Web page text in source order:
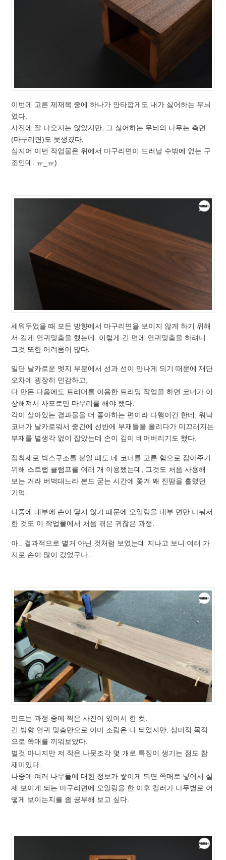
이번에 고른 제재목 중에 하나가 안타깝게도 내가 싫어하는 무늬
였다.
사진에 잘 나오지는 않았지만, 그 싫어하는 무늬의 나무는 측면
(마구리면)도 못생겼다.
심지어 이번 작업물은 위에서 마구리면이 드러날 수밖에 없는 구
조인데. ㅠ_ㅠ)
세워두었을 때 모든 방향에서 마구리면을 보이지 않게 하기 위해
서 길게 연귀맞춤을 했는데. 이렇게 긴 면에 연귀맞춤을 하려니
그것 또한 어려움이 많다.
일단 날카로운 엣지 부분에서 선과 선이 만나게 되기 때문에 재단
오차에 굉장히 민감하고,
다 만든 다음에도 트리머를 이용한 트리밍 작업을 하면 코너가 이
상해져서 사포로만 마무리를 해야 했다.
각이 살아있는 결과물을 더 좋아하는 편이라 다행이긴 한데, 워낙
코너가 날카로워서 중간에 선반에 부재들을 올리다가 미끄러지는
부재를 별생각 없이 잡았는데 손이 깊이 베어버리기도 했다.
접착제로 박스구조를 붙일 때도 네 코너를 고른 힘으로 잡아주기
위해 스트랩 클램프를 여러 개 이용했는데, 그것도 처음 사용해
보는 거라 버벅대느라 본드 굳는 시간에 쫓겨 꽤 진땀을 흘렸던
기억.
나중에 내부에 손이 닿지 않기 때문에 오일링을 내부 면만 나눠서
한 것도 이 작업물에서 처음 겪은 귀찮은 과정.
아.. 결과적으로 별거 아닌 것처럼 보였는데 지나고 보니 여러 가
지로 손이 많이 갔었구나..
만드는 과정 중에 찍은 사진이 있어서 한 컷.
긴 방향 연귀 맞춤만으로 이미 조립은 다 되었지만, 심미적 목적
으로 쪽매를 끼워보았다.
별것 아니지만 저 작은 나뭇조각 몇 개로 특징이 생기는 점도 참
재미있다.
나중에 여러 나무들에 대한 정보가 쌓이게 되면 쪽매로 넣어서 실
제 보이게 되는 마구리면에 오일링을 한 이후 컬러가 나무별로 어
떻게 보이는지를 좀 공부해 보고 싶다.